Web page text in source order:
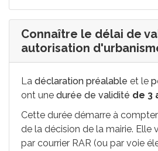
Connaître le délai de
autorisation
La déclaration préalable et le
ont une durée de validité de 3
Cette durée démarre à
de la décision de la mairie. Elle
par courrier RAR (ou par voie